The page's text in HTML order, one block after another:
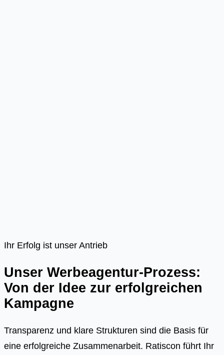
Ihr Erfolg ist unser Antrieb
Unser Werbeagentur-Prozess:
Von der Idee zur erfolgreichen
Kampagne
Transparenz und klare Strukturen sind die Basis für
eine erfolgreiche Zusammenarbeit. Ratiscon führt Ihr